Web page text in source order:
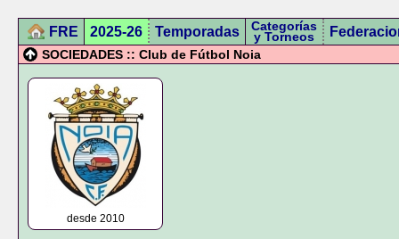
FRE 2025-26 Temporadas Categorías
y Torneos
SOCIEDADES :: Club de Fútbol Noia
desde 2010